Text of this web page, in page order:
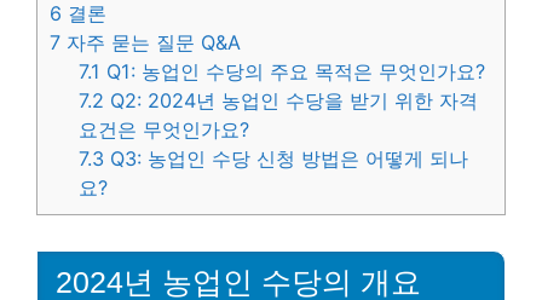
6 결론
7 자주 묻는 질문 Q&A
7.1 Q1: 농업인 수당의 주요 목적은 무엇인가요?
7.2 Q2: 2024년 농업인 수당을 받기 위한 자격
요건은 무엇인가요?
7.3 Q3: 농업인 수당 신청 방법은 어떻게 되나
요?
2024년 농업인 수당의 개요